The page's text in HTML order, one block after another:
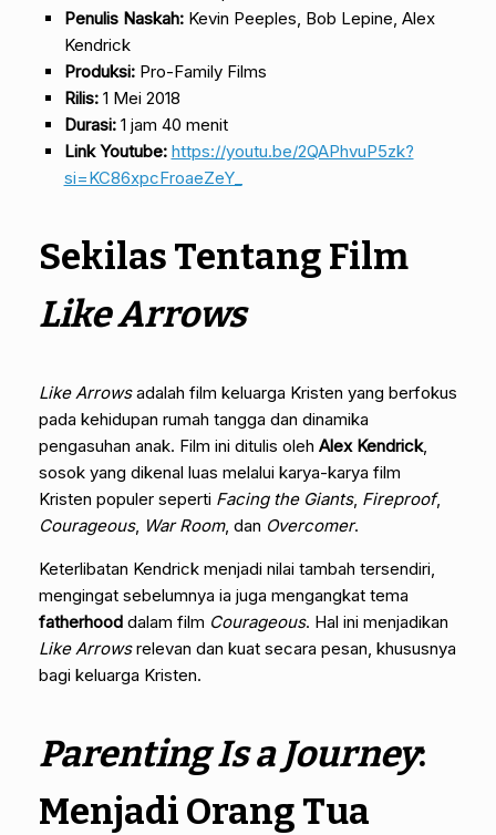
Penulis Naskah:Kevin Peeples, Bob Lepine, Alex
Kendrick
Produksi:Pro-Family Films
Rilis:1 Mei 2018
Durasi:1 jam 40 menit
Link Youtube: https://youtu.be/2QAPhvuP5zk?
si=KC86xpcFroaeZeY_
Sekilas Tentang Film
Like Arrows
Like Arrowsadalah film keluarga Kristen yang berfokus
pada kehidupan rumah tangga dan dinamika
pengasuhan anak. Film ini ditulis oleh Alex Kendrick,
sosok yang dikenal luas melalui karya-karya film
Kristen populer seperti Facing the Giants, Fireproof,
Courageous, War Room, dan Overcomer.
Keterlibatan Kendrick menjadi nilai tambah tersendiri,
mengingat sebelumnya ia juga mengangkat tema
fatherhood dalam film Courageous. Hal ini menjadikan
Like Arrowsrelevan dan kuat secara pesan, khususnya
bagi keluarga Kristen.
Parenting Is a Journey:
Menjadi Orang Tua